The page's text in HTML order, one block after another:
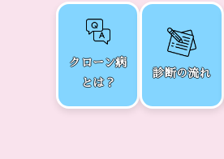
クローン病
とは？
診断の流れ